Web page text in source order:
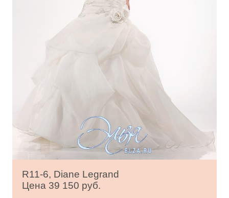
R11-6, Diane Legrand
Цена 39 150 руб.